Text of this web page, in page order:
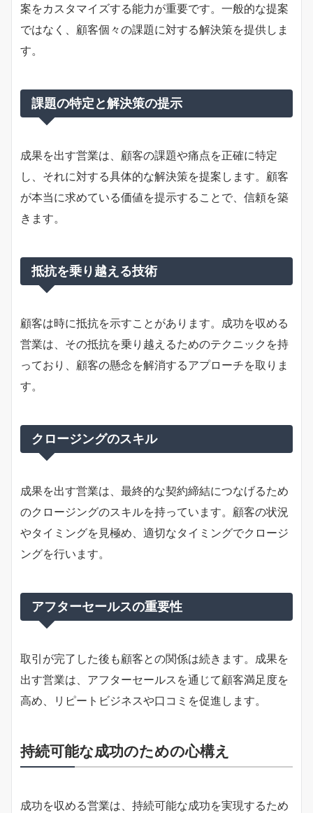
案をカスタマイズする能力が重要です。一般的な提案
ではなく、顧客個々の課題に対する解決策を提供しま
す。
課題の特定と解決策の提示
成果を出す営業は、顧客の課題や痛点を正確に特定
し、それに対する具体的な解決策を提案します。顧客
が本当に求めている価値を提示することで、信頼を築
きます。
抵抗を乗り越える技術
顧客は時に抵抗を示すことがあります。成功を収める
営業は、その抵抗を乗り越えるためのテクニックを持
っており、顧客の懸念を解消するアプローチを取りま
す。
クロージングのスキル
成果を出す営業は、最終的な契約締結につなげるため
のクロージングのスキルを持っています。顧客の状況
やタイミングを見極め、適切なタイミングでクロージ
ングを行います。
アフターセールスの重要性
取引が完了した後も顧客との関係は続きます。成果を
出す営業は、アフターセールスを通じて顧客満足度を
高め、リピートビジネスや口コミを促進します。
持続可能な成功のための心構え
成功を収める営業は、持続可能な成功を実現するため